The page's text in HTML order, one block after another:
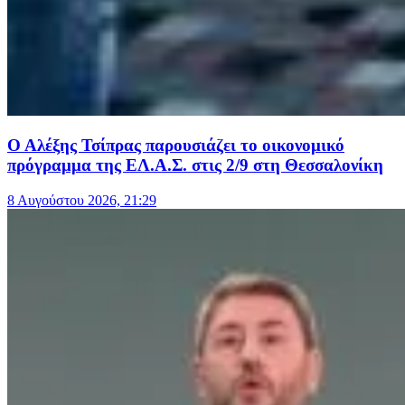
Ο Αλέξης Τσίπρας παρουσιάζει το οικονομικό
πρόγραμμα της ΕΛ.Α.Σ. στις 2/9 στη Θεσσαλονίκη
8 Αυγούστου 2026, 21:29